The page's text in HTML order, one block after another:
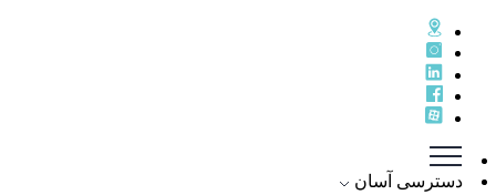
دسترسی آسان